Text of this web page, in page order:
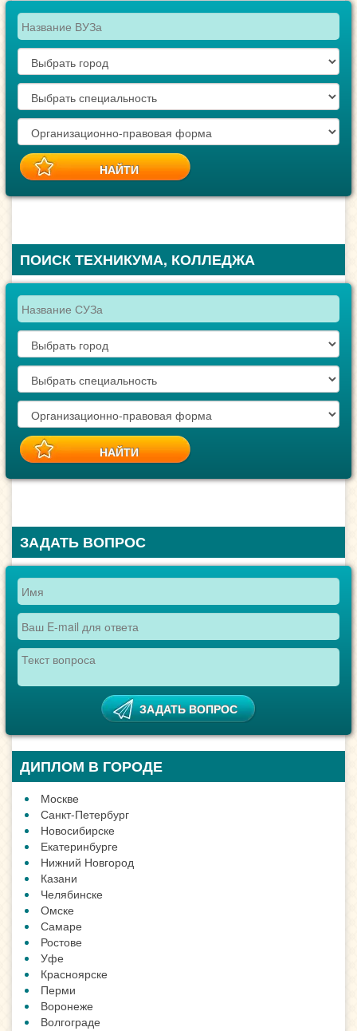
ПОИСК ТЕХНИКУМА, КОЛЛЕДЖА
ЗАДАТЬ ВОПРОС
ДИПЛОМ В ГОРОДЕ
Москве
Санкт-Петербург
Новосибирске
Екатеринбурге
Нижний Новгород
Казани
Челябинске
Омске
Самаре
Ростове
Уфе
Красноярске
Перми
Воронеже
Волгограде